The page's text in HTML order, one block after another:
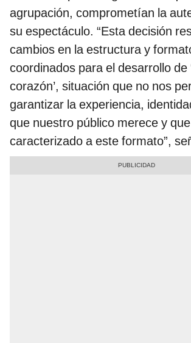
agrupación, comprometían la
su espectáculo. “Esta decisión
cambios en la estructura y
coordinados para el desarrollo de
corazón’, situación que no nos
garantizar la experiencia,
que nuestro público merece y
caracterizado a este formato”,